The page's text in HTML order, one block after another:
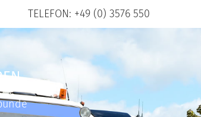
TELEFON: +49 (0) 3576 550